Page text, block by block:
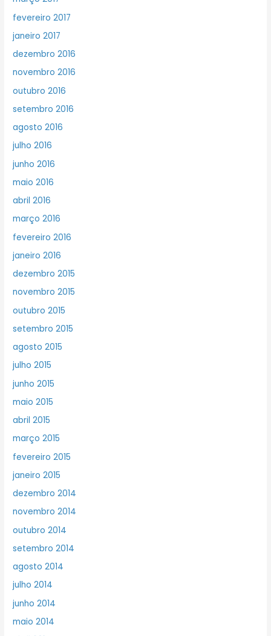
fevereiro 2017
janeiro 2017
dezembro 2016
novembro 2016
outubro 2016
setembro 2016
agosto 2016
julho 2016
junho 2016
maio 2016
abril 2016
março 2016
fevereiro 2016
janeiro 2016
dezembro 2015
novembro 2015
outubro 2015
setembro 2015
agosto 2015
julho 2015
junho 2015
maio 2015
abril 2015
março 2015
fevereiro 2015
janeiro 2015
dezembro 2014
novembro 2014
outubro 2014
setembro 2014
agosto 2014
julho 2014
junho 2014
maio 2014